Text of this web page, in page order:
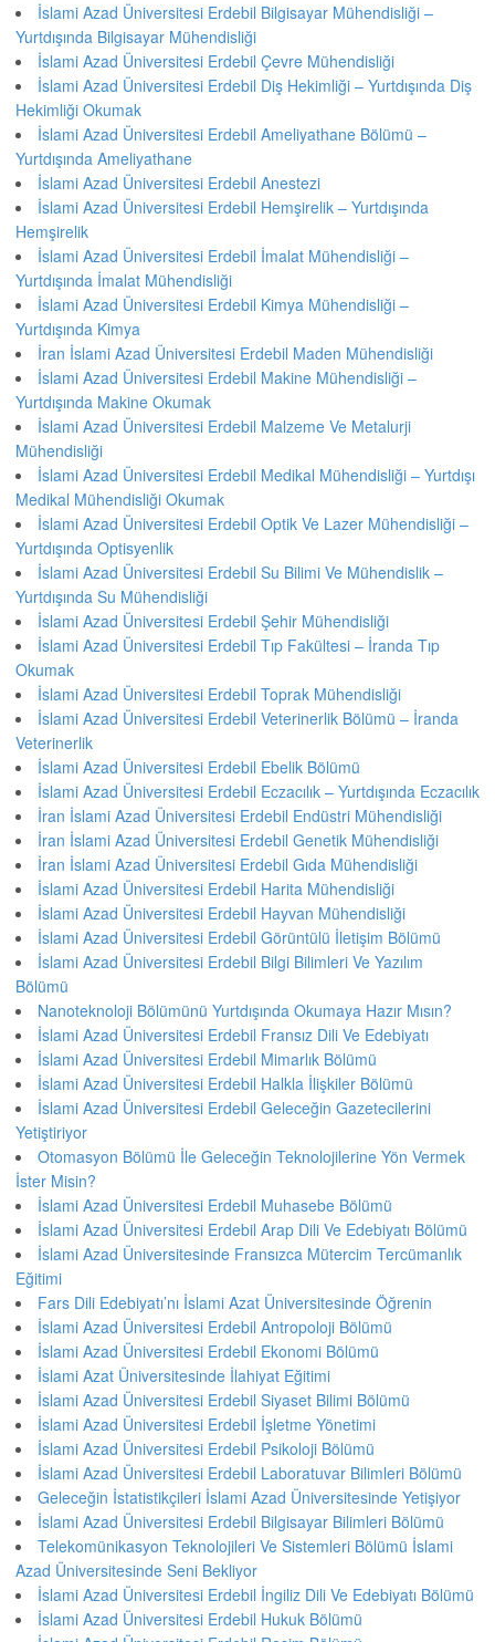
İslami Azad Üniversitesi Erdebil Bilgisayar Mühendisliği –
Yurtdışında Bilgisayar Mühendisliği
İslami Azad Üniversitesi Erdebil Çevre Mühendisliği
İslami Azad Üniversitesi Erdebil Diş Hekimliği – Yurtdışında Diş
Hekimliği Okumak
İslami Azad Üniversitesi Erdebil Ameliyathane Bölümü –
Yurtdışında Ameliyathane
İslami Azad Üniversitesi Erdebil Anestezi
İslami Azad Üniversitesi Erdebil Hemşirelik – Yurtdışında
Hemşirelik
İslami Azad Üniversitesi Erdebil İmalat Mühendisliği –
Yurtdışında İmalat Mühendisliği
İslami Azad Üniversitesi Erdebil Kimya Mühendisliği –
Yurtdışında Kimya
İran İslami Azad Üniversitesi Erdebil Maden Mühendisliği
İslami Azad Üniversitesi Erdebil Makine Mühendisliği –
Yurtdışında Makine Okumak
İslami Azad Üniversitesi Erdebil Malzeme Ve Metalurji
Mühendisliği
İslami Azad Üniversitesi Erdebil Medikal Mühendisliği – Yurtdışı
Medikal Mühendisliği Okumak
İslami Azad Üniversitesi Erdebil Optik Ve Lazer Mühendisliği –
Yurtdışında Optisyenlik
İslami Azad Üniversitesi Erdebil Su Bilimi Ve Mühendislik –
Yurtdışında Su Mühendisliği
İslami Azad Üniversitesi Erdebil Şehir Mühendisliği
İslami Azad Üniversitesi Erdebil Tıp Fakültesi – İranda Tıp
Okumak
İslami Azad Üniversitesi Erdebil Toprak Mühendisliği
İslami Azad Üniversitesi Erdebil Veterinerlik Bölümü – İranda
Veterinerlik
İslami Azad Üniversitesi Erdebil Ebelik Bölümü
İslami Azad Üniversitesi Erdebil Eczacılık – Yurtdışında Eczacılık
İran İslami Azad Üniversitesi Erdebil Endüstri Mühendisliği
İran İslami Azad Üniversitesi Erdebil Genetik Mühendisliği
İran İslami Azad Üniversitesi Erdebil Gıda Mühendisliği
İslami Azad Üniversitesi Erdebil Harita Mühendisliği
İslami Azad Üniversitesi Erdebil Hayvan Mühendisliği
İslami Azad Üniversitesi Erdebil Görüntülü İletişim Bölümü
İslami Azad Üniversitesi Erdebil Bilgi Bilimleri Ve Yazılım
Bölümü
Nanoteknoloji Bölümünü Yurtdışında Okumaya Hazır Mısın?
İslami Azad Üniversitesi Erdebil Fransız Dili Ve Edebiyatı
İslami Azad Üniversitesi Erdebil Mimarlık Bölümü
İslami Azad Üniversitesi Erdebil Halkla İlişkiler Bölümü
İslami Azad Üniversitesi Erdebil Geleceğin Gazetecilerini
Yetiştiriyor
Otomasyon Bölümü İle Geleceğin Teknolojilerine Yön Vermek
İster Misin?
İslami Azad Üniversitesi Erdebil Muhasebe Bölümü
İslami Azad Üniversitesi Erdebil Arap Dili Ve Edebiyatı Bölümü
İslami Azad Üniversitesinde Fransızca Mütercim Tercümanlık
Eğitimi
Fars Dili Edebiyatı’nı İslami Azat Üniversitesinde Öğrenin
İslami Azad Üniversitesi Erdebil Antropoloji Bölümü
İslami Azad Üniversitesi Erdebil Ekonomi Bölümü
İslami Azat Üniversitesinde İlahiyat Eğitimi
İslami Azad Üniversitesi Erdebil Siyaset Bilimi Bölümü
İslami Azad Üniversitesi Erdebil İşletme Yönetimi
İslami Azad Üniversitesi Erdebil Psikoloji Bölümü
İslami Azad Üniversitesi Erdebil Laboratuvar Bilimleri Bölümü
Geleceğin İstatistikçileri İslami Azad Üniversitesinde Yetişiyor
İslami Azad Üniversitesi Erdebil Bilgisayar Bilimleri Bölümü
Telekomünikasyon Teknolojileri Ve Sistemleri Bölümü İslami
Azad Üniversitesinde Seni Bekliyor
İslami Azad Üniversitesi Erdebil İngiliz Dili Ve Edebiyatı Bölümü
İslami Azad Üniversitesi Erdebil Hukuk Bölümü